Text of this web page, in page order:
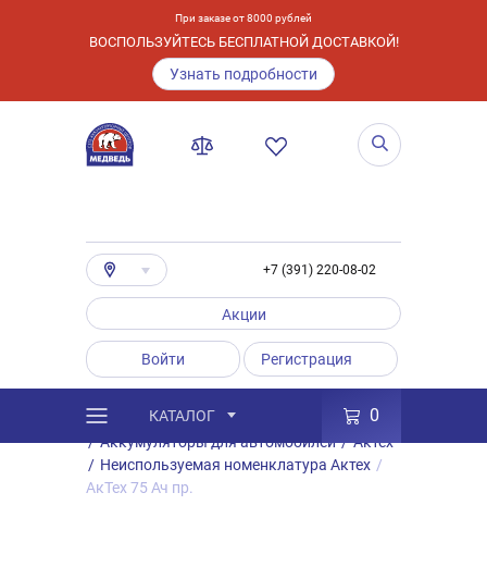
При заказе от 8000 рублей
ВОСПОЛЬЗУЙТЕСЬ БЕСПЛАТНОЙ ДОСТАВКОЙ!
Узнать подробности
+7 (391) 220-08-02
Акции
Войти Регистрация
КАТАЛОГ 0
Каталог / Товары
Аккумуляторы
/ Аккумуляторы для автомобилей / Актех
/ Неиспользуемая номенклатура Актех /
АкТех 75 Ач пр.